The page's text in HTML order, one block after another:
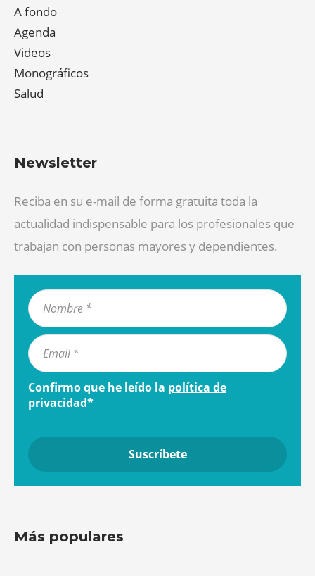
A fondo
Agenda
Videos
Monográficos
Salud
Newsletter
Reciba en su e-mail de forma gratuita toda la
actualidad indispensable para los profesionales que
trabajan con personas mayores y dependientes.
Confirmo que he leído la política de
privacidad*
Más populares